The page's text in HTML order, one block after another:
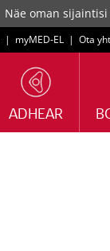
Näe oman
| myMED‑EL | Ota
ADHEAR